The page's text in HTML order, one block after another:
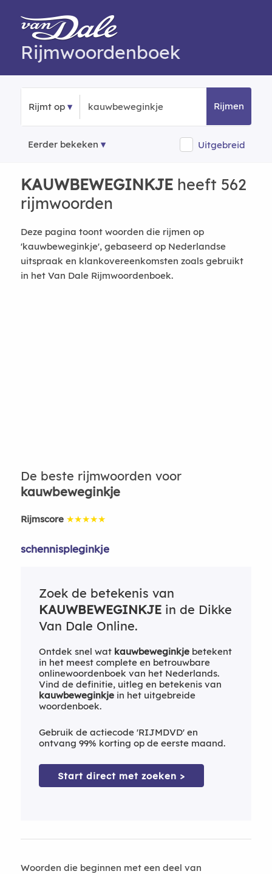
Rijmwoordenboek
Rijmt op Rijmen
Eerder bekeken Uitgebreid
KAUWBEWEGINKJEheeft 562
rijmwoorden
Deze pagina toont woorden die rijmen op
'kauwbeweginkje', gebaseerd op Nederlandse
uitspraak en klankovereenkomsten zoals gebruikt
in het Van Dale Rijmwoordenboek.
De beste rijmwoorden voor
kauwbeweginkje
Rijmscore ★★★★★
schennispleginkje
Zoek de betekenis van
KAUWBEWEGINKJEin de Dikke
Van Dale Online.
Ontdek snel wat kauwbeweginkjebetekent
in het meest complete en betrouwbare
onlinewoordenboek van het Nederlands.
Vind de definitie, uitleg en betekenis van
kauwbeweginkjein het uitgebreide
woordenboek.
Gebruik de actiecode 'RIJMDVD' en
ontvang 99% korting op de eerste maand.
Start direct met zoeken >
Woorden die beginnen met een deel van